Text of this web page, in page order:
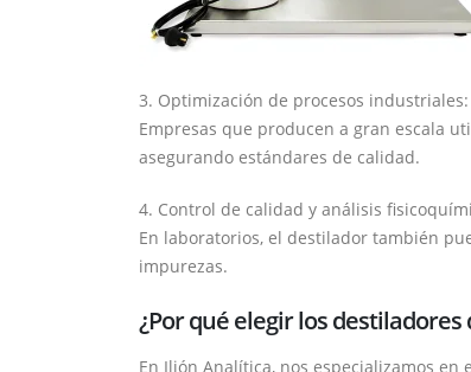
3. Optimización de procesos industriales:
Empresas que producen a gran escala
asegurando estándares de calidad.
4. Control de calidad y análisis
En laboratorios, el destilador también
impurezas.
¿Por qué elegir los destiladores
En Ilión Analítica, nos especializamos